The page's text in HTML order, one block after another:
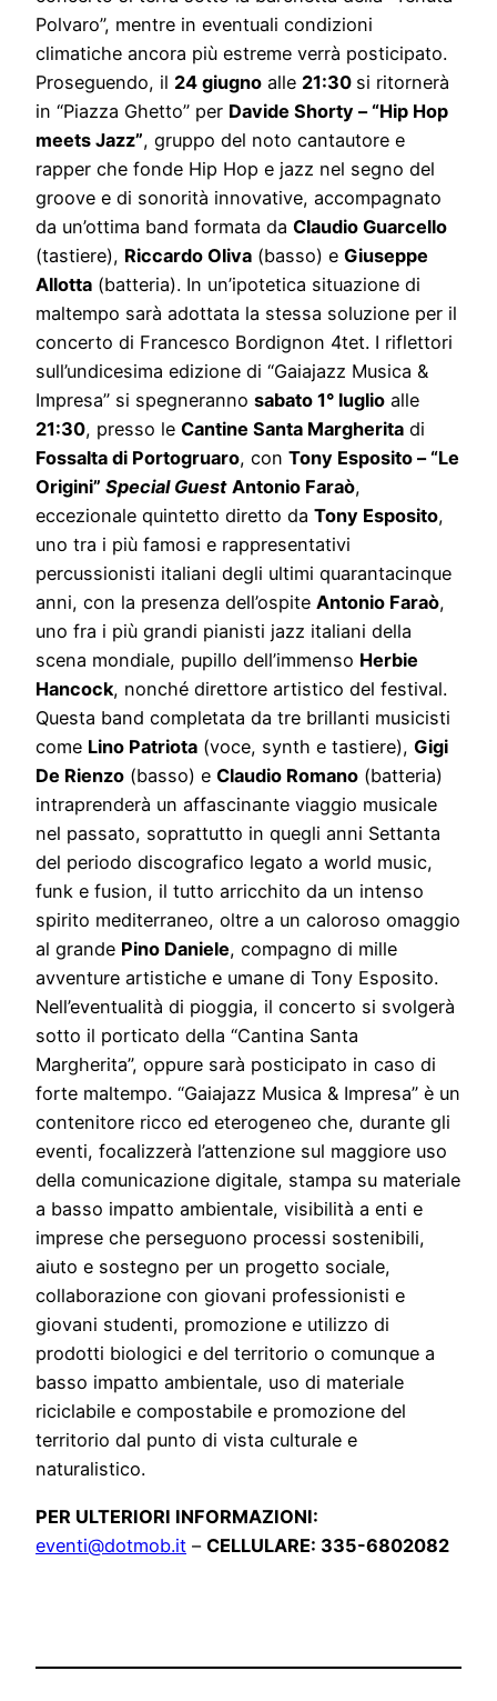
Polvaro”, mentre in eventuali condizioni
climatiche ancora più estreme verrà posticipato.
Proseguendo, il 24 giugno alle 21:30 si ritornerà
in “Piazza Ghetto” per Davide Shorty – “Hip Hop
meets Jazz”, gruppo del noto cantautore e
rapper che fonde Hip Hop e jazz nel segno del
groove e di sonorità innovative, accompagnato
da un’ottima band formata da Claudio Guarcello
(tastiere), Riccardo Oliva (basso) e Giuseppe
Allotta (batteria). In un’ipotetica situazione di
maltempo sarà adottata la stessa soluzione per il
concerto di Francesco Bordignon 4tet. I riflettori
sull’undicesima edizione di “Gaiajazz Musica &
Impresa” si spegneranno sabato 1° luglio alle
21:30, presso le Cantine Santa Margherita di
Fossalta di Portogruaro, con Tony Esposito – “Le
Origini” Special Guest Antonio Faraò,
eccezionale quintetto diretto da Tony Esposito,
uno tra i più famosi e rappresentativi
percussionisti italiani degli ultimi quarantacinque
anni, con la presenza dell’ospite Antonio Faraò,
uno fra i più grandi pianisti jazz italiani della
scena mondiale, pupillo dell’immenso Herbie
Hancock, nonché direttore artistico del festival.
Questa band completata da tre brillanti musicisti
come Lino Patriota (voce, synth e tastiere), Gigi
De Rienzo (basso) e Claudio Romano (batteria)
intraprenderà un affascinante viaggio musicale
nel passato, soprattutto in quegli anni Settanta
del periodo discografico legato a world music,
funk e fusion, il tutto arricchito da un intenso
spirito mediterraneo, oltre a un caloroso omaggio
al grande Pino Daniele, compagno di mille
avventure artistiche e umane di Tony Esposito.
Nell’eventualità di pioggia, il concerto si svolgerà
sotto il porticato della “Cantina Santa
Margherita”, oppure sarà posticipato in caso di
forte maltempo. “Gaiajazz Musica & Impresa” è un
contenitore ricco ed eterogeneo che, durante gli
eventi, focalizzerà l’attenzione sul maggiore uso
della comunicazione digitale, stampa su materiale
a basso impatto ambientale, visibilità a enti e
imprese che perseguono processi sostenibili,
aiuto e sostegno per un progetto sociale,
collaborazione con giovani professionisti e
giovani studenti, promozione e utilizzo di
prodotti biologici e del territorio o comunque a
basso impatto ambientale, uso di materiale
riciclabile e compostabile e promozione del
territorio dal punto di vista culturale e
naturalistico.
PER ULTERIORI INFORMAZIONI:
eventi@dotmob.it – CELLULARE: 335-6802082